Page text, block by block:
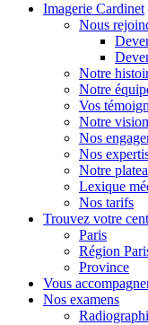
Imagerie Cardinet
Nous
Notre
Notre
Vos
Notre vision
Nos
Nos
Notre
Lexique
Nos tarifs
Trouvez votre
Paris
Région
Province
Vous
Nos examens